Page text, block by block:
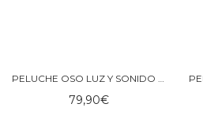
PELUCHE OSO LUZ Y SONIDO CAPUCCINO MOONIE 2.0
79,90€